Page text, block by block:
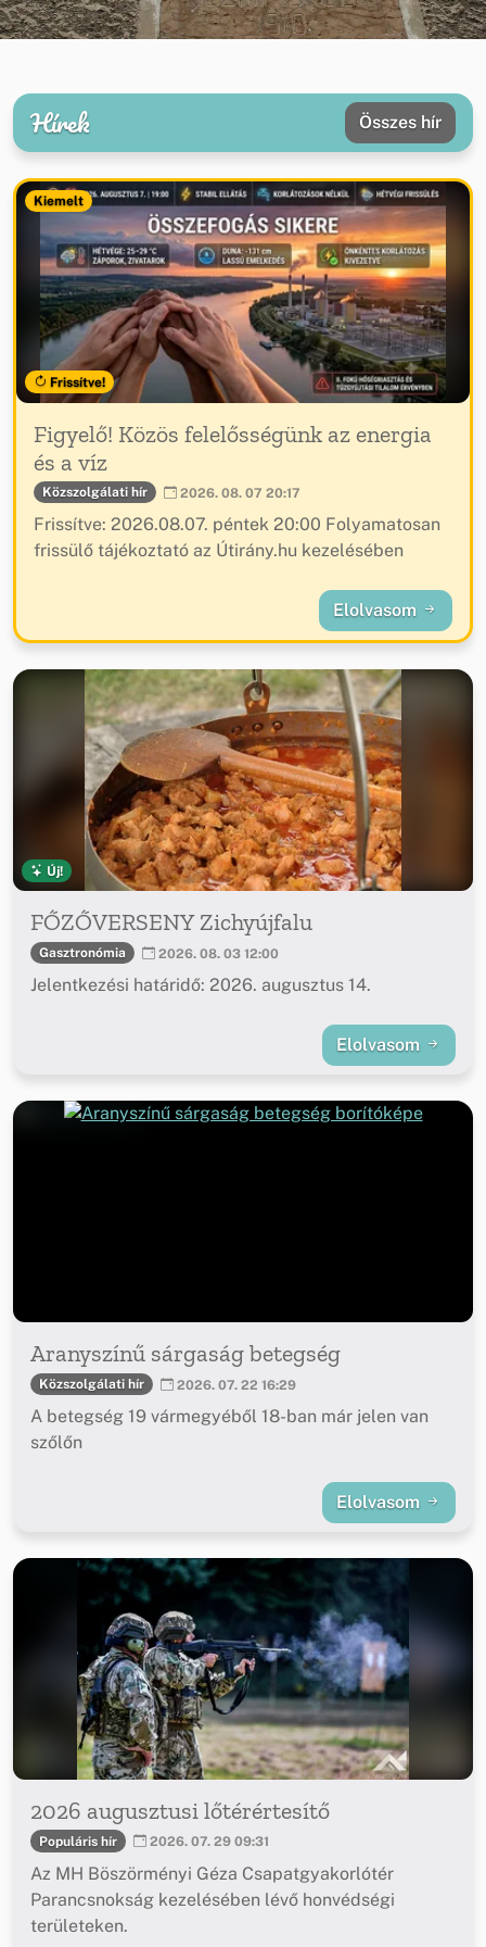
Hírek Összes hír
Kiemelt
Frissítve!
Figyelő! Közös felelősségünk az energia
és a víz
Közszolgálati hír 2026. 08. 07 20:17
Frissítve: 2026.08.07. péntek 20:00 Folyamatosan
frissülő tájékoztató az Útirány.hu kezelésében
Elolvasom
Új!
FŐZŐVERSENY Zichyújfalu
Gasztronómia 2026. 08. 03 12:00
Jelentkezési határidő: 2026. augusztus 14.
Elolvasom
Aranyszínű sárgaság betegség
Közszolgálati hír 2026. 07. 22 16:29
A betegség 19 vármegyéből 18-ban már jelen van
szőlőn
Elolvasom
2026 augusztusi lőtérértesítő
Populáris hír 2026. 07. 29 09:31
Az MH Böszörményi Géza Csapatgyakorlótér
Parancsnokság kezelésében lévő honvédségi
területeken.